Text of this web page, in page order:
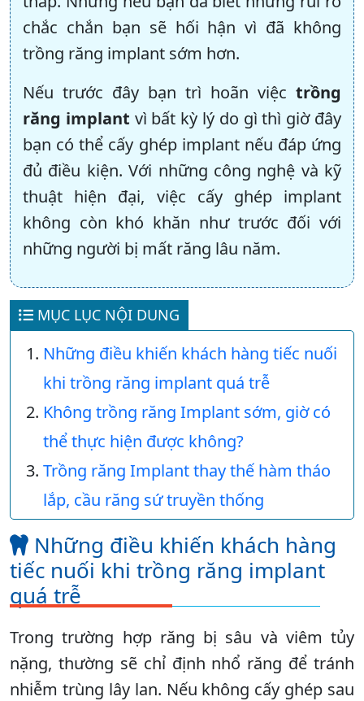
chắc chắn bạn sẽ hối hận vì đã không
trồng răng implant sớm hơn.
Nếu trước đây bạn trì hoãn việc trồng
răng implant vì bất kỳ lý do gì thì giờ đây
bạn có thể cấy ghép implant nếu đáp ứng
đủ điều kiện. Với những công nghệ và kỹ
thuật hiện đại, việc cấy ghép implant
không còn khó khăn như trước đối với
những người bị mất răng lâu năm.
MỤC LỤC NỘI DUNG
Những điều khiến khách hàng tiếc nuối
khi trồng răng implant quá trễ
Không trồng răng Implant sớm, giờ có
thể thực hiện được không?
Trồng răng Implant thay thế hàm tháo
lắp, cầu răng sứ truyền thống
Những điều khiến khách hàng
tiếc nuối khi trồng răng implant
quá trễ
Trong trường hợp răng bị sâu và viêm tủy
nặng, thường sẽ chỉ định nhổ răng để tránh
nhiễm trùng lây lan. Nếu không cấy ghép sau